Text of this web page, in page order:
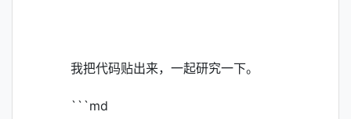
我把代码贴出来，一起研究一下。
```md